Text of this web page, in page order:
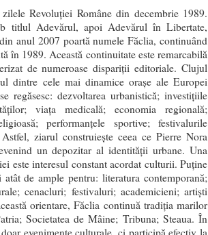
Revoluției Române din decembrie 1989.
titlul Adevărul, apoi Adevărul în Libertate,
anul 2007 poartă numele Făclia, continuând
în 1989. Această continuitate este remarcabilă
de numeroase dispariții editoriale. Clujul
dintre cele mai dinamice orașe ale Europei
regăsesc: dezvoltarea urbanistică; investițiile
viața medicală; economia regională;
performanțele sportive; festivalurile
ziarul construiește ceea ce Pierre Nora
un depozitar al identității urbane. Una
este interesul constant acordat culturii. Puține
de ample pentru: literatura contemporană;
cenacluri; festivaluri; academicieni; artiști
orientare, Făclia continuă tradiția marilor
Societatea de Mâine; Tribuna; Steaua. În
evenimente culturale, ci participă efectiv la